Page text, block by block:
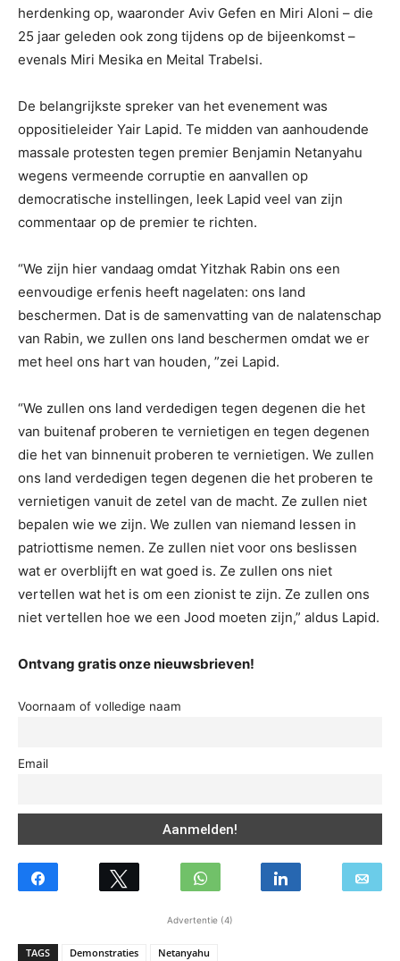
herdenking op, waaronder Aviv Gefen en Miri Aloni – die
25 jaar geleden ook zong tijdens op de bijeenkomst –
evenals Miri Mesika en Meital Trabelsi.
De belangrijkste spreker van het evenement was
oppositieleider Yair Lapid. Te midden van aanhoudende
massale protesten tegen premier Benjamin Netanyahu
wegens vermeende corruptie en aanvallen op
democratische instellingen, leek Lapid veel van zijn
commentaar op de premier te richten.
“We zijn hier vandaag omdat Yitzhak Rabin ons een
eenvoudige erfenis heeft nagelaten: ons land
beschermen. Dat is de samenvatting van de nalatenschap
van Rabin, we zullen ons land beschermen omdat we er
met heel ons hart van houden, ”zei Lapid.
“We zullen ons land verdedigen tegen degenen die het
van buitenaf proberen te vernietigen en tegen degenen
die het van binnenuit proberen te vernietigen. We zullen
ons land verdedigen tegen degenen die het proberen te
vernietigen vanuit de zetel van de macht. Ze zullen niet
bepalen wie we zijn. We zullen van niemand lessen in
patriottisme nemen. Ze zullen niet voor ons beslissen
wat er overblijft en wat goed is. Ze zullen ons niet
vertellen wat het is om een ​​zionist te zijn. Ze zullen ons
niet vertellen hoe we een Jood moeten zijn,” aldus Lapid.
Ontvang gratis onze nieuwsbrieven!
Voornaam of volledige naam
Email
Advertentie (4)
TAGS Demonstraties Netanyahu